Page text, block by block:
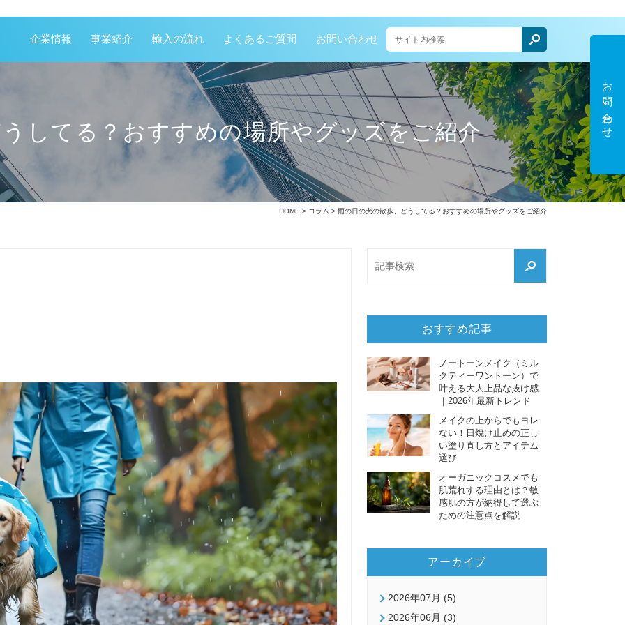
企業情報 事業紹介 輸入の流れ よくあるご質問 お問い合わせ
お問い合わせ
してる？おすすめの場所やグッズをご紹介
HOME > コラム > 雨の日の犬の散歩、どうしてる？おすすめの場所やグッズをご紹介
おすすめ記事
ノートーンメイク（ミル
クティーワントーン）で
叶える大人上品な抜け感
｜2026年最新トレンド
メイクの上からでもヨレ
ない！日焼け止めの正し
い塗り直し方とアイテム
選び
オーガニックコスメでも
肌荒れする理由とは？敏
感肌の方が納得して選ぶ
ための注意点を解説
アーカイブ
2026年07月 (5)
2026年06月 (3)